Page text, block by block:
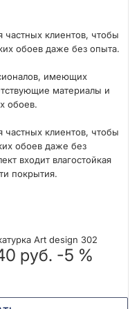
частных клиентов, чтобы
обоев даже без опыта.
имеющих
материалы и
обоев.
частных клиентов, чтобы
обоев даже без
входит влагостойкая
покрытия.
Art design 302
руб. -5 %